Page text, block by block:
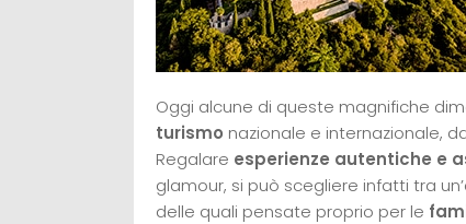
Oggi alcune di queste magnifiche
turismo nazionale e internazionale,
Regalare esperienze autentiche e
glamour, si può scegliere infatti tra
delle quali pensate proprio per le